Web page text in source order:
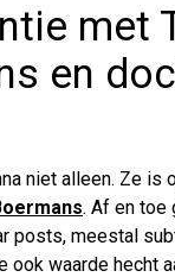
met
en
niet alleen. Ze is
. Af en toe
posts, meestal
ook waarde hecht